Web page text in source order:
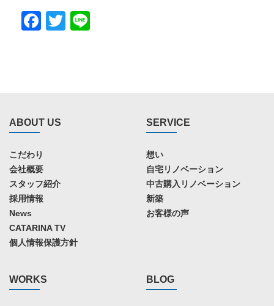
Facebook
Twitter
ABOUT US
こだわり
会社概要
スタッフ紹介
採用情報
News
CATARINA TV
個人情報保護方針
SERVICE
想い
自宅リノベーション
中古購入リノベーション
新築
お客様の声
WORKS BLOG